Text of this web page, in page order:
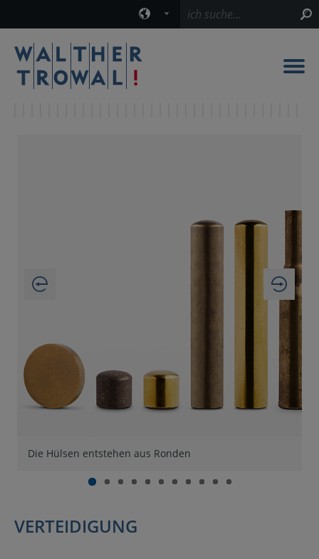
Die Hülsen entstehen aus Ronden
VERTEIDIGUNG